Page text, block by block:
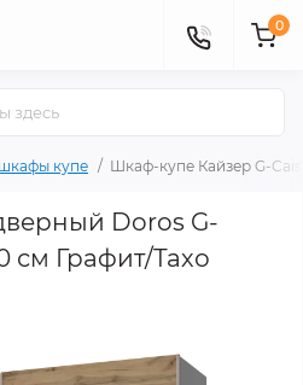
0
купе Шкаф-купе Кайзер G-
Doros G-
см Графит/Тахо